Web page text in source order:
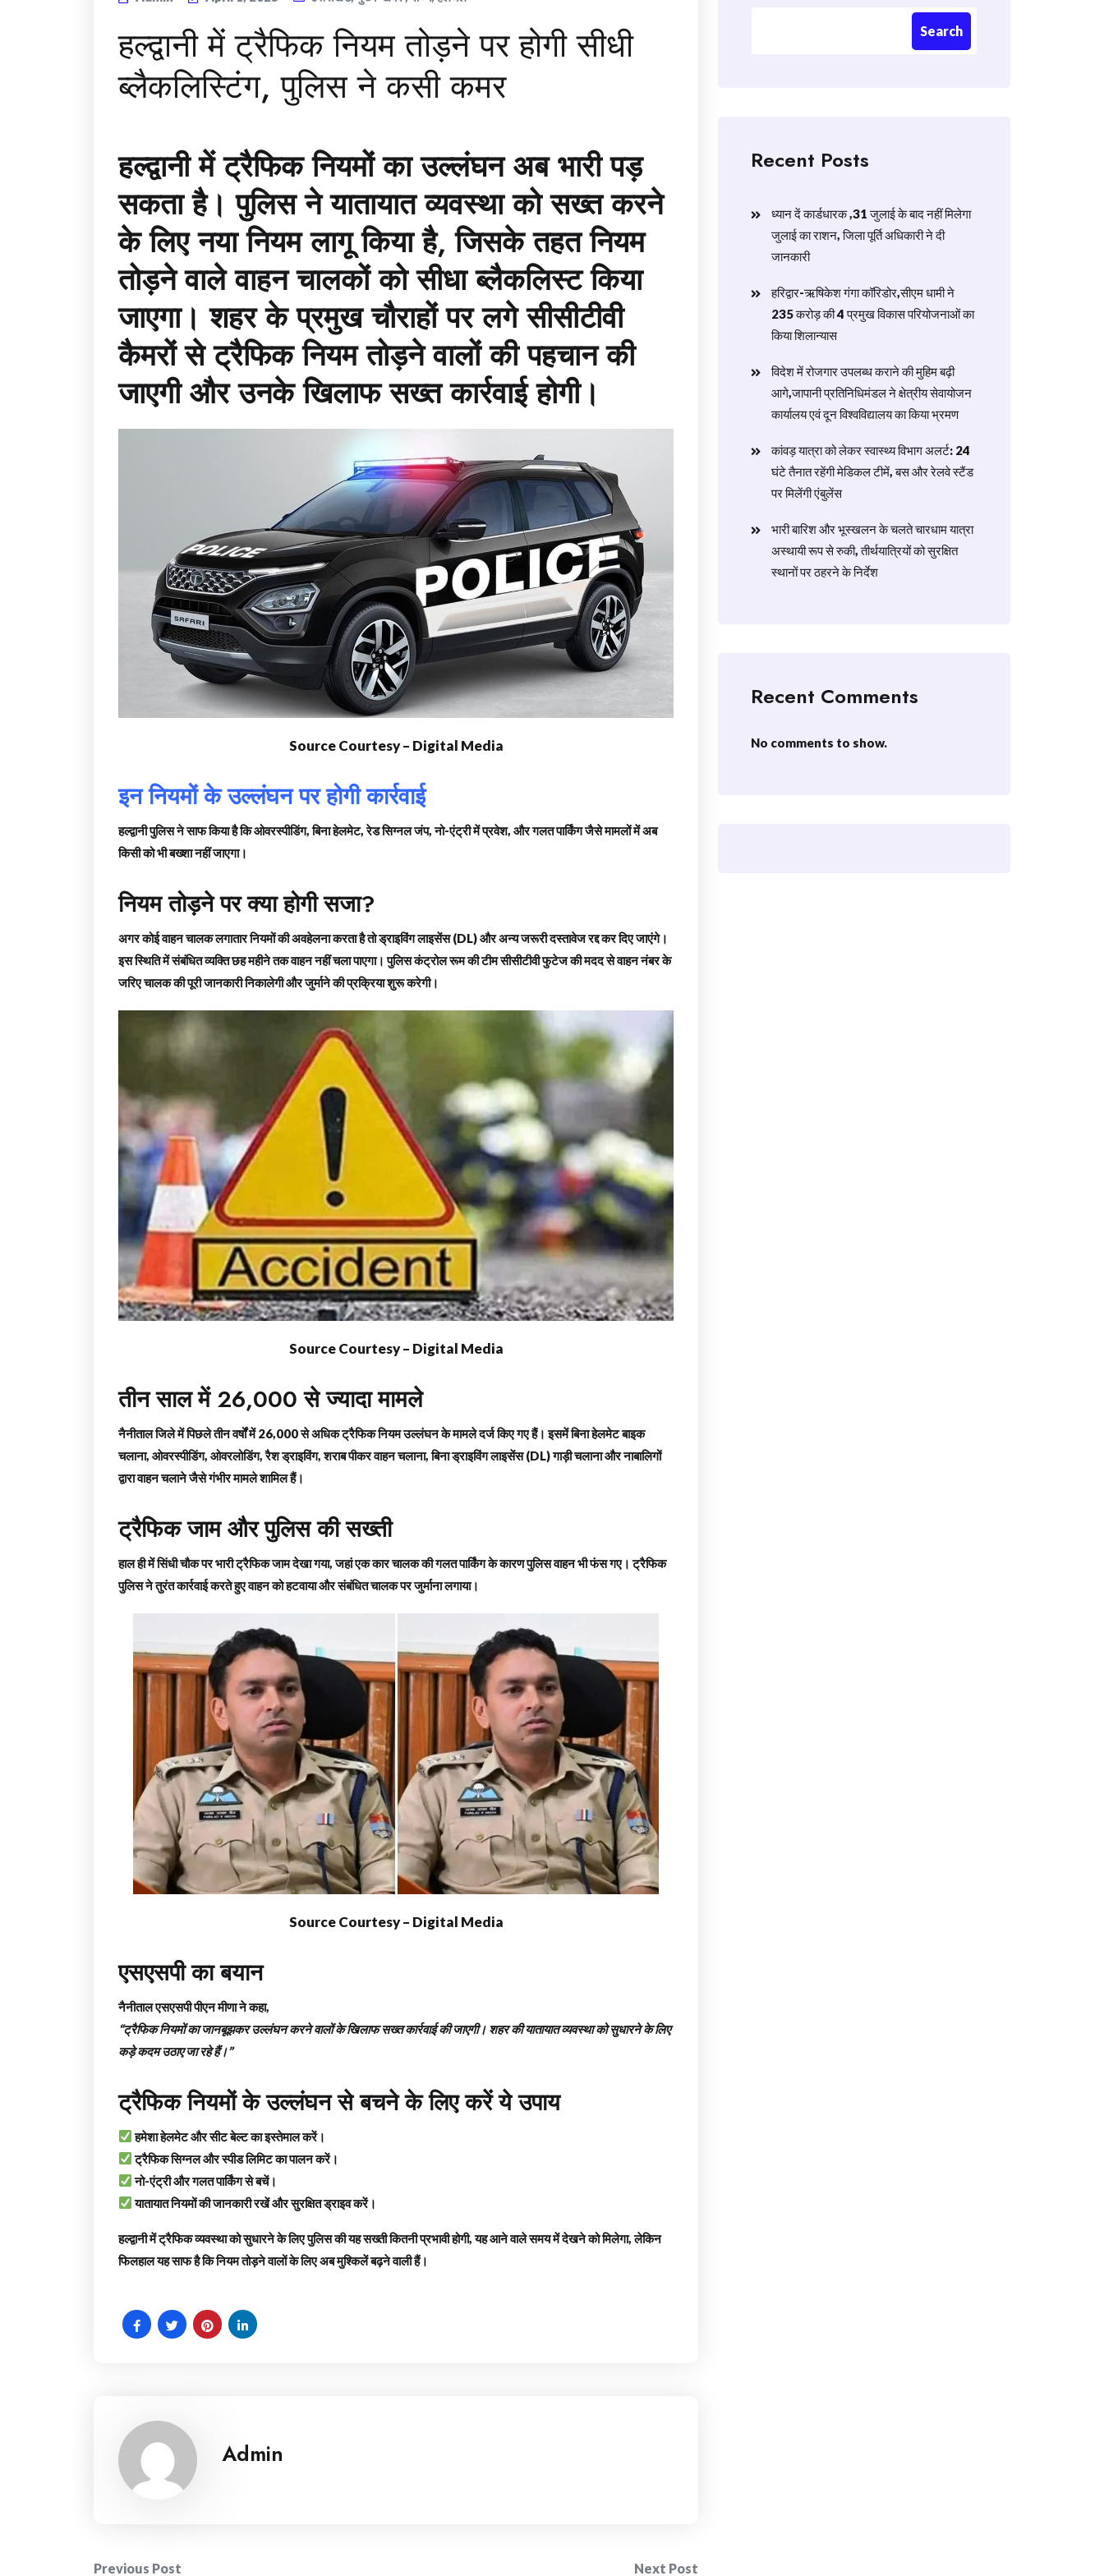
हल्द्वानी में ट्रैफिक नियम तोड़ने पर होगी सीधी
ब्लैकलिस्टिंग, पुलिस ने कसी कमर
हल्द्वानी में ट्रैफिक नियमों का उल्लंघन अब भारी पड़
सकता है। पुलिस ने यातायात व्यवस्था को सख्त करने
के लिए नया नियम लागू किया है, जिसके तहत नियम
तोड़ने वाले वाहन चालकों को सीधा ब्लैकलिस्ट किया
जाएगा। शहर के प्रमुख चौराहों पर लगे सीसीटीवी
कैमरों से ट्रैफिक नियम तोड़ने वालों की पहचान की
जाएगी और उनके खिलाफ सख्त कार्रवाई होगी।
Source Courtesy – Digital Media
इन नियमों के उल्लंघन पर होगी कार्रवाई
हल्द्वानी पुलिस ने साफ किया है कि ओवरस्पीडिंग, बिना हेलमेट, रेड सिग्नल जंप, नो-एंट्री में प्रवेश, और गलत पार्किंग जैसे मामलों में अब
किसी को भी बख्शा नहीं जाएगा।
नियम तोड़ने पर क्या होगी सजा?
अगर कोई वाहन चालक लगातार नियमों की अवहेलना करता है तो ड्राइविंग लाइसेंस (DL) और अन्य जरूरी दस्तावेज रद्द कर दिए जाएंगे।
इस स्थिति में संबंधित व्यक्ति छह महीने तक वाहन नहीं चला पाएगा। पुलिस कंट्रोल रूम की टीम सीसीटीवी फुटेज की मदद से वाहन नंबर के
जरिए चालक की पूरी जानकारी निकालेगी और जुर्माने की प्रक्रिया शुरू करेगी।
Source Courtesy – Digital Media
तीन साल में 26,000 से ज्यादा मामले
नैनीताल जिले में पिछले तीन वर्षों में 26,000 से अधिक ट्रैफिक नियम उल्लंघन के मामले दर्ज किए गए हैं। इसमें बिना हेलमेट बाइक
चलाना, ओवरस्पीडिंग, ओवरलोडिंग, रैश ड्राइविंग, शराब पीकर वाहन चलाना, बिना ड्राइविंग लाइसेंस (DL) गाड़ी चलाना और नाबालिगों
द्वारा वाहन चलाने जैसे गंभीर मामले शामिल हैं।
ट्रैफिक जाम और पुलिस की सख्ती
हाल ही में सिंधी चौक पर भारी ट्रैफिक जाम देखा गया, जहां एक कार चालक की गलत पार्किंग के कारण पुलिस वाहन भी फंस गए। ट्रैफिक
पुलिस ने तुरंत कार्रवाई करते हुए वाहन को हटवाया और संबंधित चालक पर जुर्माना लगाया।
Source Courtesy – Digital Media
एसएसपी का बयान
नैनीताल एसएसपी पीएन मीणा ने कहा,
“ट्रैफिक नियमों का जानबूझकर उल्लंघन करने वालों के खिलाफ सख्त कार्रवाई की जाएगी। शहर की यातायात व्यवस्था को सुधारने के लिए
कड़े कदम उठाए जा रहे हैं।”
ट्रैफिक नियमों के उल्लंघन से बचने के लिए करें ये उपाय
हमेशा हेलमेट और सीट बेल्ट का इस्तेमाल करें।
ट्रैफिक सिग्नल और स्पीड लिमिट का पालन करें।
नो-एंट्री और गलत पार्किंग से बचें।
यातायात नियमों की जानकारी रखें और सुरक्षित ड्राइव करें।
हल्द्वानी में ट्रैफिक व्यवस्था को सुधारने के लिए पुलिस की यह सख्ती कितनी प्रभावी होगी, यह आने वाले समय में देखने को मिलेगा, लेकिन
फिलहाल यह साफ है कि नियम तोड़ने वालों के लिए अब मुश्किलें बढ़ने वाली हैं।
Admin
Previous Post Next Post
Search
Recent Posts
ध्यान दें कार्डधारक ,31 जुलाई के बाद नहीं मिलेगा
जुलाई का राशन, जिला पूर्ति अधिकारी ने दी
जानकारी
हरिद्वार-ऋषिकेश गंगा कॉरिडोर,सीएम धामी ने
235 करोड़ की 4 प्रमुख विकास परियोजनाओं का
किया शिलान्यास
विदेश में रोजगार उपलब्ध कराने की मुहिम बढ़ी
आगे,जापानी प्रतिनिधिमंडल ने क्षेत्रीय सेवायोजन
कार्यालय एवं दून विश्वविद्यालय का किया भ्रमण
​कांवड़ यात्रा को लेकर स्वास्थ्य विभाग अलर्ट: 24
घंटे तैनात रहेंगी मेडिकल टीमें, बस और रेलवे स्टैंड
पर मिलेंगी एंबुलेंस
​भारी बारिश और भूस्खलन के चलते चारधाम यात्रा
अस्थायी रूप से रुकी, तीर्थयात्रियों को सुरक्षित
स्थानों पर ठहरने के निर्देश
Recent Comments
No comments to show.